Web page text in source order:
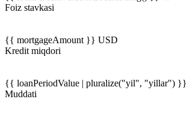
Foiz stavkasi
{{ mortgageAmount }} USD
Kredit miqdori
{{ loanPeriodValue | pluralize("yil", "yillar") }}
Muddati